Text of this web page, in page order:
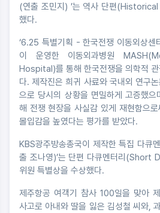
(연출 조민지) ’는 역사 단편
했다.
‘6.25 특별기획 - 한국전쟁 이동외상센
이 운영한 이동외과병원
Hospital)를 통해 한국전쟁을 의학적 관
다. 제작진은 희귀 사료와 국내외 연구
으로 당시의 상황을 면밀하게 고증했
해 전쟁 현장을 사실감 있게 재현함으
몰입감을 높였다는 평가를 받았다.
KBS광주방송총국이 제작한 특집 다큐
출 조나영)’는 단편 다큐멘터리
위원 특별상을 수상했다.
제주항공 여객기 참사 100일을 맞아 제
사고로 아내와 딸을 잃은 김성철 씨와,